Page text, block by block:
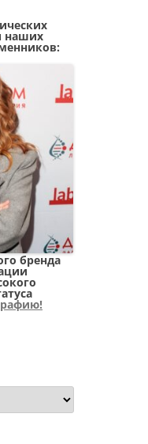
наших
бренда